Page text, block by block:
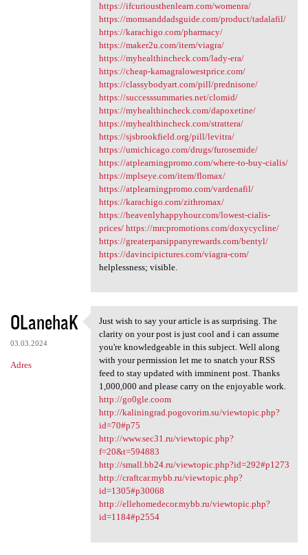
https://ifcuriousthenlearn.com/womenra/
https://momsanddadsguide.com/product/tadalafil/
https://karachigo.com/pharmacy/
https://maker2u.com/item/viagra/
https://myhealthincheck.com/lady-era/
https://cheap-kamagralowestprice.com/
https://classybodyart.com/pill/prednisone/
https://successsummaries.net/clomid/
https://myhealthincheck.com/dapoxetine/
https://myhealthincheck.com/strattera/
https://sjsbrookfield.org/pill/levitra/
https://umichicago.com/drugs/furosemide/
https://atplearningpromo.com/where-to-buy-cialis/
https://mplseye.com/item/flomax/
https://atplearningpromo.com/vardenafil/
https://karachigo.com/zithromax/
https://heavenlyhappyhour.com/lowest-cialis-
prices/ https://mrcpromotions.com/doxycycline/
https://greaterparsippanyrewards.com/bentyl/
https://davincipictures.com/viagra-com/
helplessness; visible.
OLanehaK
03.03.2024
Adres
Just wish to say your article
Just wish to say your article is as surprising. The
clarity on your post is just cool and i can assume
you're knowledgeable in this subject. Well along
with your permission let me to snatch your RSS
feed to stay updated with imminent post. Thanks
1,000,000 and please carry on the enjoyable work.
http://go0gle.coom
http://kaliningrad.pogovorim.su/viewtopic.php?
id=70#p75
http://www.sec31.ru/viewtopic.php?
f=20&t=594883
http://small.bb24.ru/viewtopic.php?id=292#p1273
http://craftcar.mybb.ru/viewtopic.php?
id=1305#p30068
http://ellehomedecor.mybb.ru/viewtopic.php?
id=1184#p2554